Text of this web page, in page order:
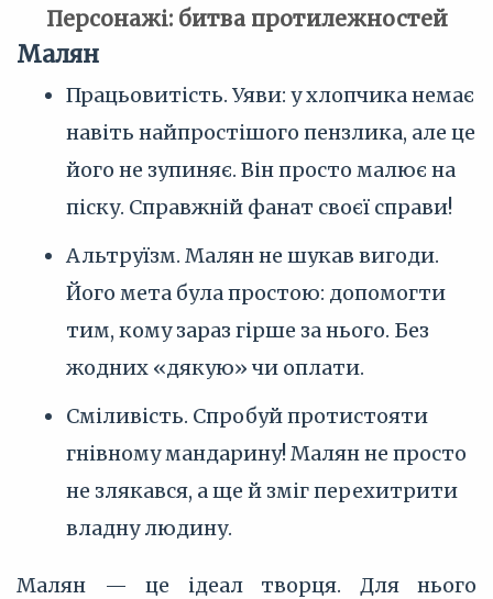
Персонажі: битва протилежностей
Малян
Працьовитість. Уяви: у хлопчика немає
навіть найпростішого пензлика, але це
його не зупиняє. Він просто малює на
піску. Справжній фанат своєї справи!
Альтруїзм. Малян не шукав вигоди.
Його мета була простою: допомогти
тим, кому зараз гірше за нього. Без
жодних «дякую» чи оплати.
Сміливість. Спробуй протистояти
гнівному мандарину! Малян не просто
не злякався, а ще й зміг перехитрити
владну людину.
Малян — це ідеал творця. Для нього